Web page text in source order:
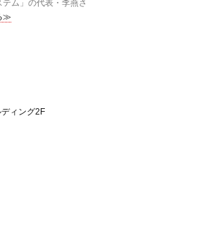
ム」の代表・李燕さ
≫
ィング2F